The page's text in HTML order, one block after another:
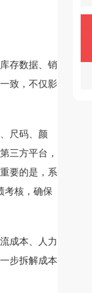
存数据、销
致，不仅影
尺码、颜
三方平台，
要的是，系
考核，确保
成本、人力
步拆解成本